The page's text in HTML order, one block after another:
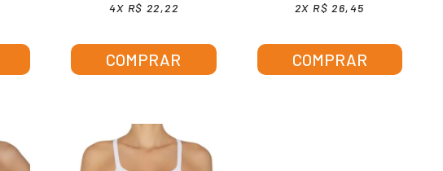
4X R$ 22,22
COMPRAR
2X R$ 26,45
COMPRAR